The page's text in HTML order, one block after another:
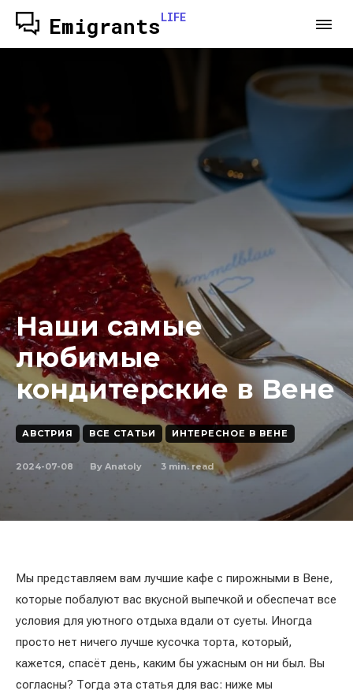
EmigrantsLIFE
Наши самые
любимые
кондитерские в Вене
АВСТРИЯ ВСЕ СТАТЬИ ИНТЕРЕСНОЕ В ВЕНЕ
2024-07-08 By Anatoly 3 min. read
Мы представляем вам лучшие кафе с пирожными в Вене,
которые побалуют вас вкусной выпечкой и обеспечат все
условия для уютного отдыха вдали от суеты. Иногда
просто нет ничего лучше кусочка торта, который,
кажется, спасёт день, каким бы ужасным он ни был. Вы
согласны? Тогда эта статья для вас: ниже мы